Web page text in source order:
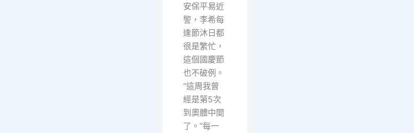
安保平易近
警，李希每
逢節沐日都
很是繁忙，
這個國慶節
也不破例。
“這周我曾
經是第5次
到奧體中間
了。”每一